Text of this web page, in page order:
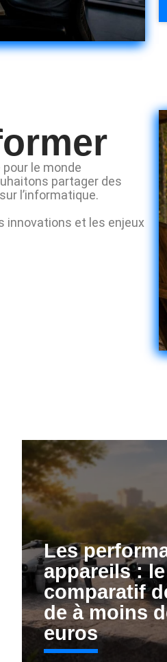
le monde
partager des
l’informatique.
innovations et les enjeux
Les
appareils :
comparatif
de à moins
euros